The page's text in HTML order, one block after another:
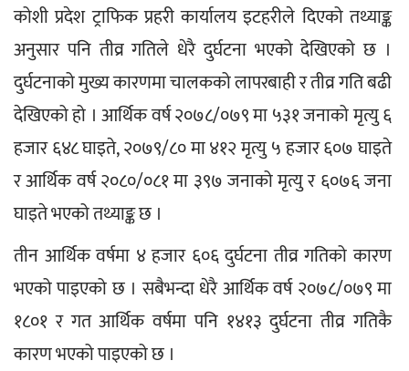
कोशी प्रदेश ट्राफिक प्रहरी कार्यालय इटहरीले दिएको तथ्याङ्क
अनुसार पनि तीव्र गतिले धेरै दुर्घटना भएको देखिएको छ ।
दुर्घटनाको मुख्य कारणमा चालकको लापरबाही र तीव्र गति बढी
देखिएको हो । आर्थिक वर्ष २०७८/०७९ मा ५३१ जनाको मृत्यु ६
हजार ६४८ घाइते, २०७९/८० मा ४१२ मृत्यु ५ हजार ६०७ घाइते
र आर्थिक वर्ष २०८०/०८१ मा ३९७ जनाको मृत्यु र ६०७६ जना
घाइते भएको तथ्याङ्क छ ।
तीन आर्थिक वर्षमा ४ हजार ६०६ दुर्घटना तीव्र गतिको कारण
भएको पाइएको छ । सबैभन्दा धेरै आर्थिक वर्ष २०७८/०७९ मा
१८०१ र गत आर्थिक वर्षमा पनि १४१३ दुर्घटना तीव्र गतिकै
कारण भएको पाइएको छ ।